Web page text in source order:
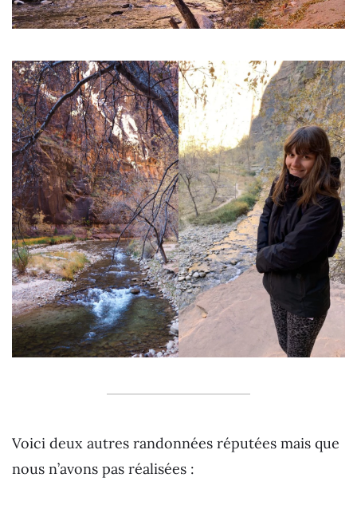
Voici deux autres randonnées réputées mais que
nous n’avons pas réalisées :